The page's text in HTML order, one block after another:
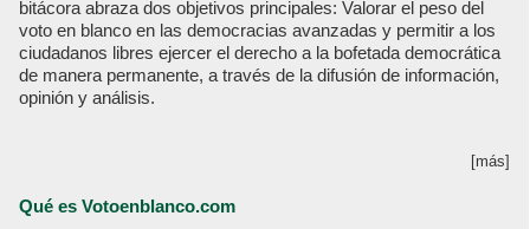
bitácora abraza dos objetivos principales: Valorar el peso del
voto en blanco en las democracias avanzadas y permitir a los
ciudadanos libres ejercer el derecho a la bofetada democrática
de manera permanente, a través de la difusión de información,
opinión y análisis.
[más]
Qué es Votoenblanco.com